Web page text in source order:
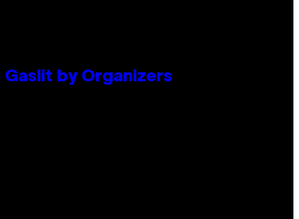
Gaslit by Organizers